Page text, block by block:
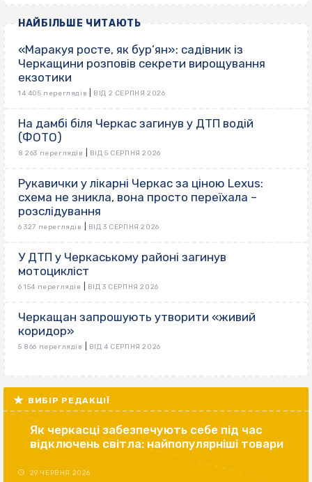
НАЙБІЛЬШЕ ЧИТАЮТЬ
«Маракуя росте, як бур’ян»: садівник із
Черкащини розповів секрети вирощування
екзотики
14 405 переглядів ВІД 2 СЕРПНЯ 2026
На дамбі біля Черкас загинув у ДТП водій
(ФОТО)
8 263 переглядів ВІД 5 СЕРПНЯ 2026
Рукавички у лікарні Черкас за ціною Lexus:
схема не зникла, вона просто переїхала –
розслідування
6 327 переглядів ВІД 3 СЕРПНЯ 2026
У ДТП у Черкаському районі загинув
мотоцикліст
6 154 переглядів ВІД 3 СЕРПНЯ 2026
Черкащан запрошують утворити «живий
коридор»
5 866 переглядів ВІД 4 СЕРПНЯ 2026
ВИБІР РЕДАКЦІЇ
Як черкасці забезпечують себе під час
відключень світла: найпопулярніші товари
29 ЧЕРВНЯ 2026